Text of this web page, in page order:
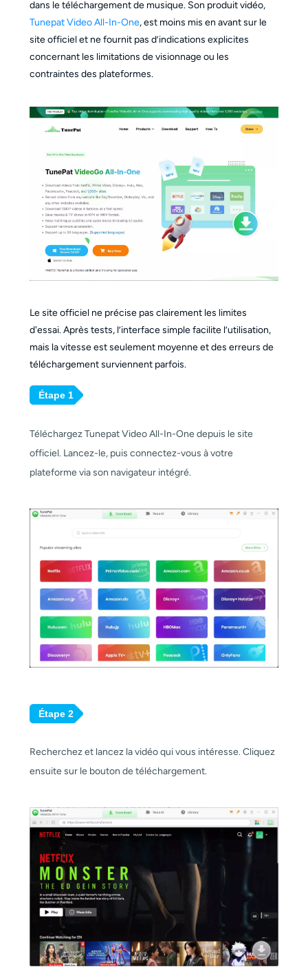
dans le téléchargement de musique. Son produit vidéo,
Tunepat Video All-In-One, est moins mis en avant sur le
site officiel et ne fournit pas d’indications explicites
concernant les limitations de visionnage ou les
contraintes des plateformes.
Le site officiel ne précise pas clairement les limites
d'essai. Après tests, l’interface simple facilite l’utilisation,
mais la vitesse est seulement moyenne et des erreurs de
téléchargement surviennent parfois.
Étape 1
Téléchargez Tunepat Video All-In-One depuis le site
officiel. Lancez-le, puis connectez-vous à votre
plateforme via son navigateur intégré.
Étape 2
Recherchez et lancez la vidéo qui vous intéresse. Cliquez
ensuite sur le bouton de téléchargement.